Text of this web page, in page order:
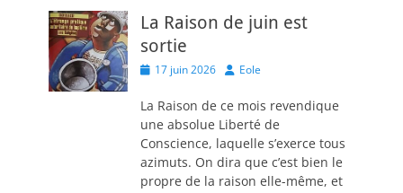
La Raison de juin est
sortie
Posted17 juin 2026 Author
Eole
La Raison de ce mois revendique
une absolue Liberté de
Conscience, laquelle s’exerce tous
azimuts. On dira que c’est bien le
propre de la raison elle-même, et